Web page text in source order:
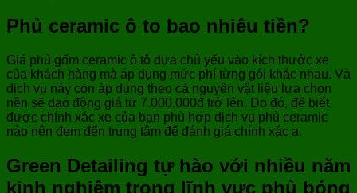
Phủ ceramic ô to bao nhiêu tiền?
Giá phủ gốm ceramic ô tô dựa chủ yếu vào kích thước xe
của khách hàng mà áp dụng mức phí từng gói khác nhau. Và
dịch vụ này còn áp dụng theo cả nguyên vật liệu lựa chọn
nên sẽ dao động giá từ 7.000.000đ trở lên. Do đó, để biết
được chính xác xe của bạn phù hợp dịch vụ phủ ceramic
nào nên đem đến trung tâm để đánh giá chính xác ạ.
Green Detailing tự hào với nhiều năm
kinh nghiệm trong lĩnh vực phủ bóng